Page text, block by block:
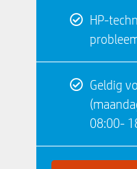
HP-
Geldig
08:00-